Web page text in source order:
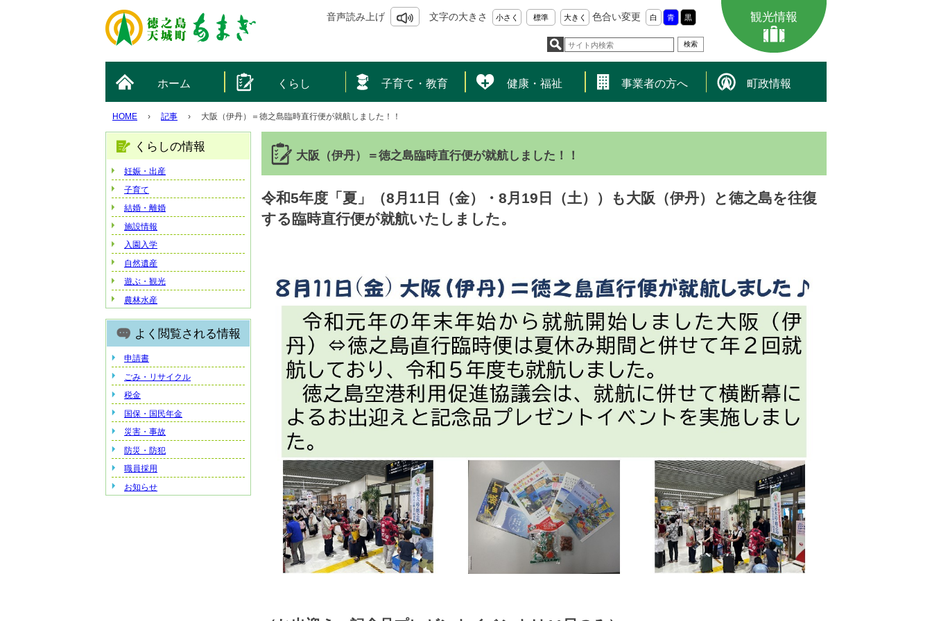
音声読み上げ 文字の大きさ 小さく 標準 大きく 色合い変更 白 青 黒 観光情報
ホーム くらし 子育て・教育 健康・福祉 事業者の方へ 町政情報
HOME › 記事 › 大阪（伊丹）＝徳之島臨時直行便が就航しました！！
大阪（伊丹）＝徳之島臨時直行便が就航しました！！
令和5年度「夏」（8月11日（金）・8月19日（土））も大阪（伊丹）と徳之島を往復
する臨時直行便が就航いたしました。
くらしの情報
妊娠・出産
子育て
結婚・離婚
施設情報
入園入学
自然遺産
遊ぶ・観光
農林水産
よく閲覧される情報
申請書
ごみ・リサイクル
税金
国保・国民年金
災害・事故
防災・防犯
職員採用
お知らせ